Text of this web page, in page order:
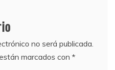
no será publicada.
marcados con *